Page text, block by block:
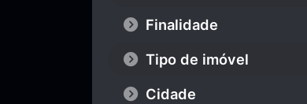
Finalidade
Tipo de imóvel
Cidade